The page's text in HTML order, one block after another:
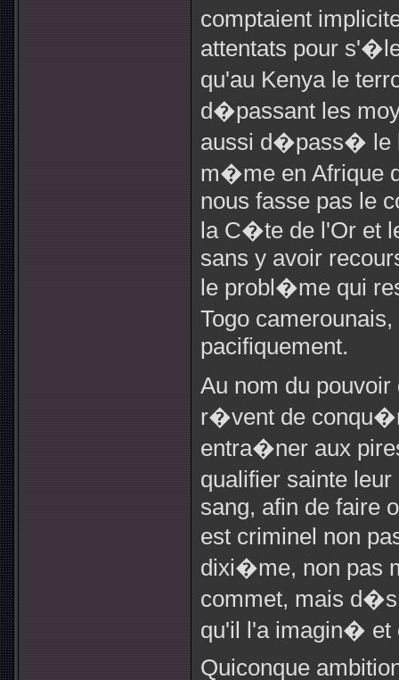
comptaient
attentats pour
qu'au Kenya le
d�passant les
aussi d�pass� le
m�me en Afrique
nous fasse pas le
la C�te de l'Or et
sans y avoir
le probl�me qui
Togo
pacifiquement.
Au nom du
r�vent de
entra�ner aux
qualifier sainte
sang, afin de faire
est criminel non
dixi�me, non pas
commet, mais
qu'il l'a imagin�
Quiconque